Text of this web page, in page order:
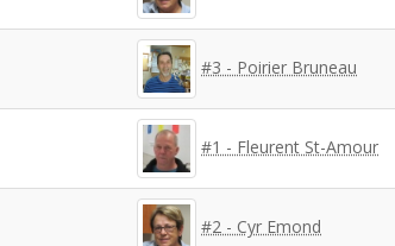
#3 - Poirier Bruneau
#1 - Fleurent St-Amour
#2 - Cyr Emond